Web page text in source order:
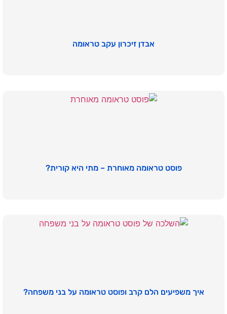
אבדן זיכרון עקב טראומה
פוסט טראומה מאוחרת – מתי היא קורית?
איך משפיעים הלם קרב ופוסט טראומה על בני משפחה?